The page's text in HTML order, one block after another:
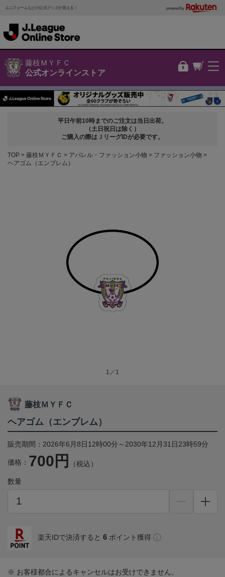
ユニフォームなどの公式グッズが買える！ powered by
藤枝ＭＹＦＣ
公式オンラインストア
平日午前10時までのご注文は当日出荷。
（土日祝日は除く）
ご購入の際はＪリーグIDが必要です。
TOP 藤枝ＭＹＦＣ アパレル・ファッション小物
ファッション小物
ヘアゴム（エンブレム）
1／1
藤枝ＭＹＦＣ
ヘアゴム（エンブレム）
販売期間：2026年6月8日12時00分～2030年12月31日23時59分
価格： 700円 （税込）
数量
楽天IDで決済すると 6 ポイント獲得
※ お客様都合によるキャンセルはお受けできません。